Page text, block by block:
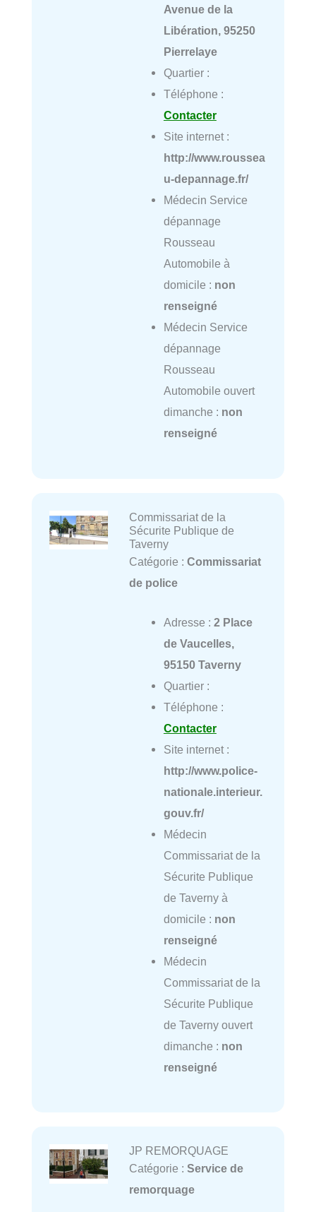
Avenue de la
Libération, 95250
Pierrelaye
Quartier :
Téléphone :
Contacter
Site internet :
http://www.roussea
u-depannage.fr/
Médecin Service
dépannage
Rousseau
Automobile à
domicile : non
renseigné
Médecin Service
dépannage
Rousseau
Automobile ouvert
dimanche : non
renseigné
Commissariat de la
Sécurite Publique de
Taverny
Catégorie : Commissariat
de police
Adresse : 2 Place
de Vaucelles,
95150 Taverny
Quartier :
Téléphone :
Contacter
Site internet :
http://www.police-
nationale.interieur.
gouv.fr/
Médecin
Commissariat de la
Sécurite Publique
de Taverny à
domicile : non
renseigné
Médecin
Commissariat de la
Sécurite Publique
de Taverny ouvert
dimanche : non
renseigné
JP REMORQUAGE
Catégorie : Service de
remorquage